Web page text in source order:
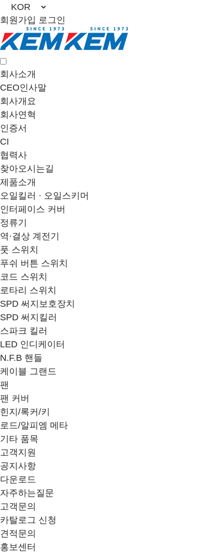
회원가입 로그인
회사소개
CEO인사말
회사개요
회사연혁
인증서
CI
협력사
찾아오시는길
제품소개
오일킬러 · 오일스키머
인터페이스 커버
정류기
역·결상 계전기
풋 스위치
푸쉬 버튼 스위치
코드 스위치
로타리 스위치
SPD 써지보호장치
SPD 써지킬러
스파크 킬러
LED 인디케이터
N.F.B 핸들
케이블 그랜드
팬
팬 커버
힌지/록커/키
로드/알피엠 메타
기타 품목
고객지원
공지사항
다운로드
자주하는질문
고객문의
카탈로그 신청
견적문의
홍보센터